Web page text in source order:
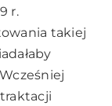
r.
takiej